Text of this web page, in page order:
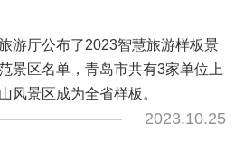
游厅公布了2023智慧旅游样板景
景区名单，青岛市共有3家单位上
风景区成为全省样板。
2023.10.25